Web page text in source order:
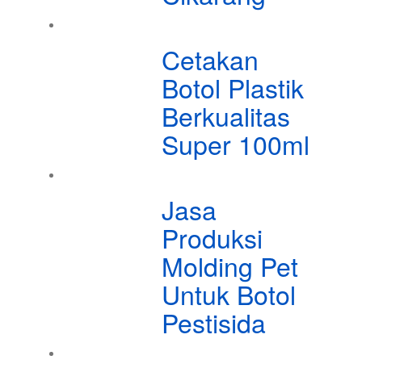
Cetakan
Botol Plastik
Berkualitas
Super 100ml
Jasa
Produksi
Molding Pet
Untuk Botol
Pestisida